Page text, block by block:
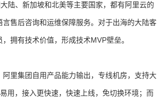
陆、新加坡和北美等主要国家，都有阿里云的
售后咨询和运维保障服务。对于出海的大陆客
拥有技术价值，形成技术MVP壁垒。
里集团自用产品能力输出，专线机房，支持大
用，接入更快速，快速上线，免切换环境；而